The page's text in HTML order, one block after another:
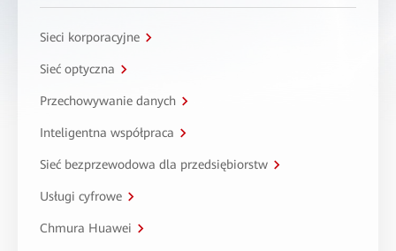
Sieci korporacyjne
Sieć optyczna
Przechowywanie danych
Inteligentna współpraca
Sieć bezprzewodowa dla przedsiębiorstw
Usługi cyfrowe
Chmura Huawei